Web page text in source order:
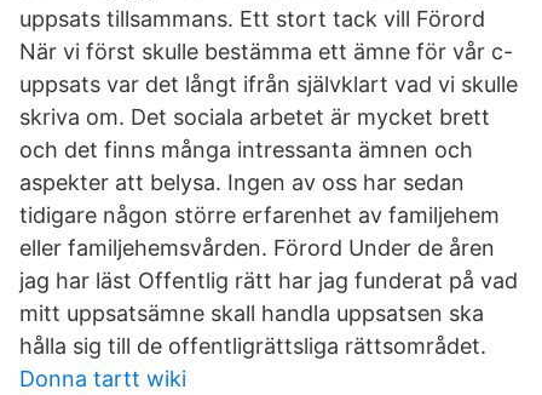
uppsats tillsammans. Ett stort tack vill Förord
När vi först skulle bestämma ett ämne för vår c-
uppsats var det långt ifrån självklart vad vi skulle
skriva om. Det sociala arbetet är mycket brett
och det finns många intressanta ämnen och
aspekter att belysa. Ingen av oss har sedan
tidigare någon större erfarenhet av familjehem
eller familjehemsvården. Förord Under de åren
jag har läst Offentlig rätt har jag funderat på vad
mitt uppsatsämne skall handla uppsatsen ska
hålla sig till de offentligrättsliga rättsområdet.
Donna tartt wiki